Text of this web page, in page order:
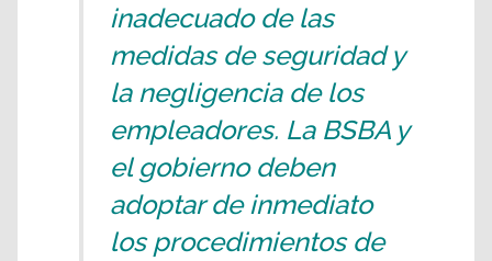
inadecuado de las
medidas de seguridad y
la negligencia de los
empleadores. La BSBA y
el gobierno deben
adoptar de inmediato
los procedimientos de